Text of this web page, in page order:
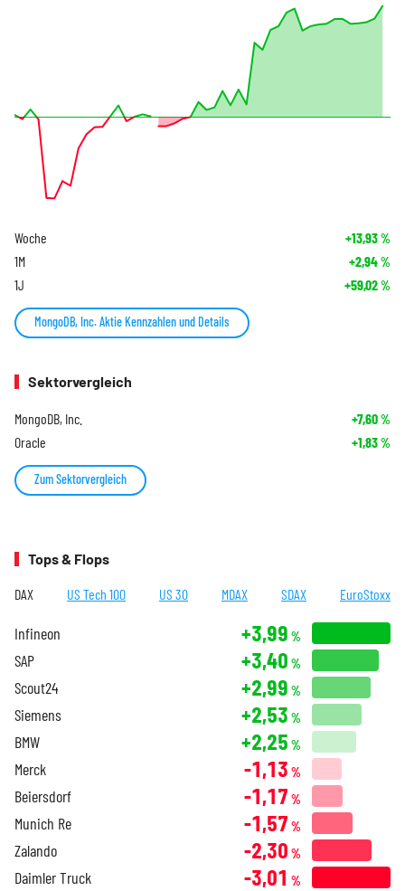
Woche +13,93%
1M +2,94%
1J +59,02%
MongoDB, Inc. Aktie Kennzahlen und Details
Sektorvergleich
MongoDB, Inc. +7,60%
Oracle +1,83%
Zum Sektorvergleich
Tops & Flops
DAX US Tech 100 US 30 MDAX SDAX EuroStoxx
Infineon +3,99 %
SAP +3,40 %
Scout24 +2,99 %
Siemens +2,53 %
BMW +2,25 %
Merck -1,13 %
Beiersdorf -1,17 %
Munich Re -1,57 %
Zalando -2,30 %
Daimler Truck -3,01 %